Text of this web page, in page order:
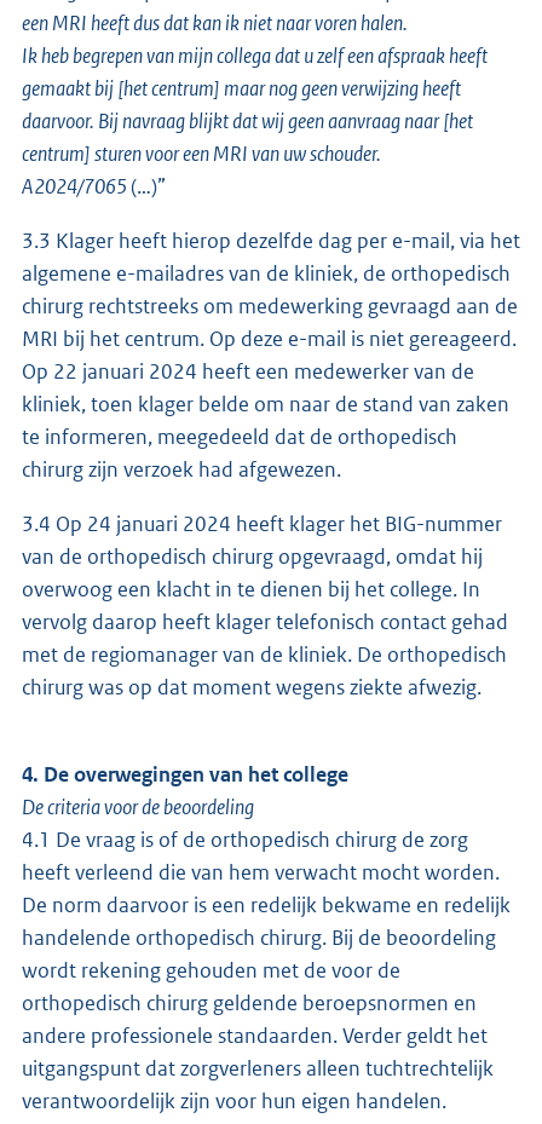
een MRI heeft dus dat kan ik niet naar voren halen.
Ik heb begrepen van mijn collega dat u zelf een afspraak heeft
gemaakt bij [het centrum] maar nog geen verwijzing heeft
daarvoor. Bij navraag blijkt dat wij geen aanvraag naar [het
centrum] sturen voor een MRI van uw schouder.
A2024/7065(…)”
3.3 Klager heeft hierop dezelfde dag per e-mail, via het
algemene e-mailadres van de kliniek, de orthopedisch
chirurg rechtstreeks om medewerking gevraagd aan de
MRI bij het centrum. Op deze e-mail is niet gereageerd.
Op 22 januari 2024 heeft een medewerker van de
kliniek, toen klager belde om naar de stand van zaken
te informeren, meegedeeld dat de orthopedisch
chirurg zijn verzoek had afgewezen.
3.4 Op 24 januari 2024 heeft klager het BIG-nummer
van de orthopedisch chirurg opgevraagd, omdat hij
overwoog een klacht in te dienen bij het college. In
vervolg daarop heeft klager telefonisch contact gehad
met de regiomanager van de kliniek. De orthopedisch
chirurg was op dat moment wegens ziekte afwezig.
4. De overwegingen van het college
De criteria voor de beoordeling
4.1 De vraag is of de orthopedisch chirurg de zorg
heeft verleend die van hem verwacht mocht worden.
De norm daarvoor is een redelijk bekwame en redelijk
handelende orthopedisch chirurg. Bij de beoordeling
wordt rekening gehouden met de voor de
orthopedisch chirurg geldende beroepsnormen en
andere professionele standaarden. Verder geldt het
uitgangspunt dat zorgverleners alleen tuchtrechtelijk
verantwoordelijk zijn voor hun eigen handelen.